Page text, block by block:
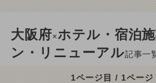
大阪府×ホテル・宿泊
ン・リニューアル記事一
1ページ目 / 1ページ